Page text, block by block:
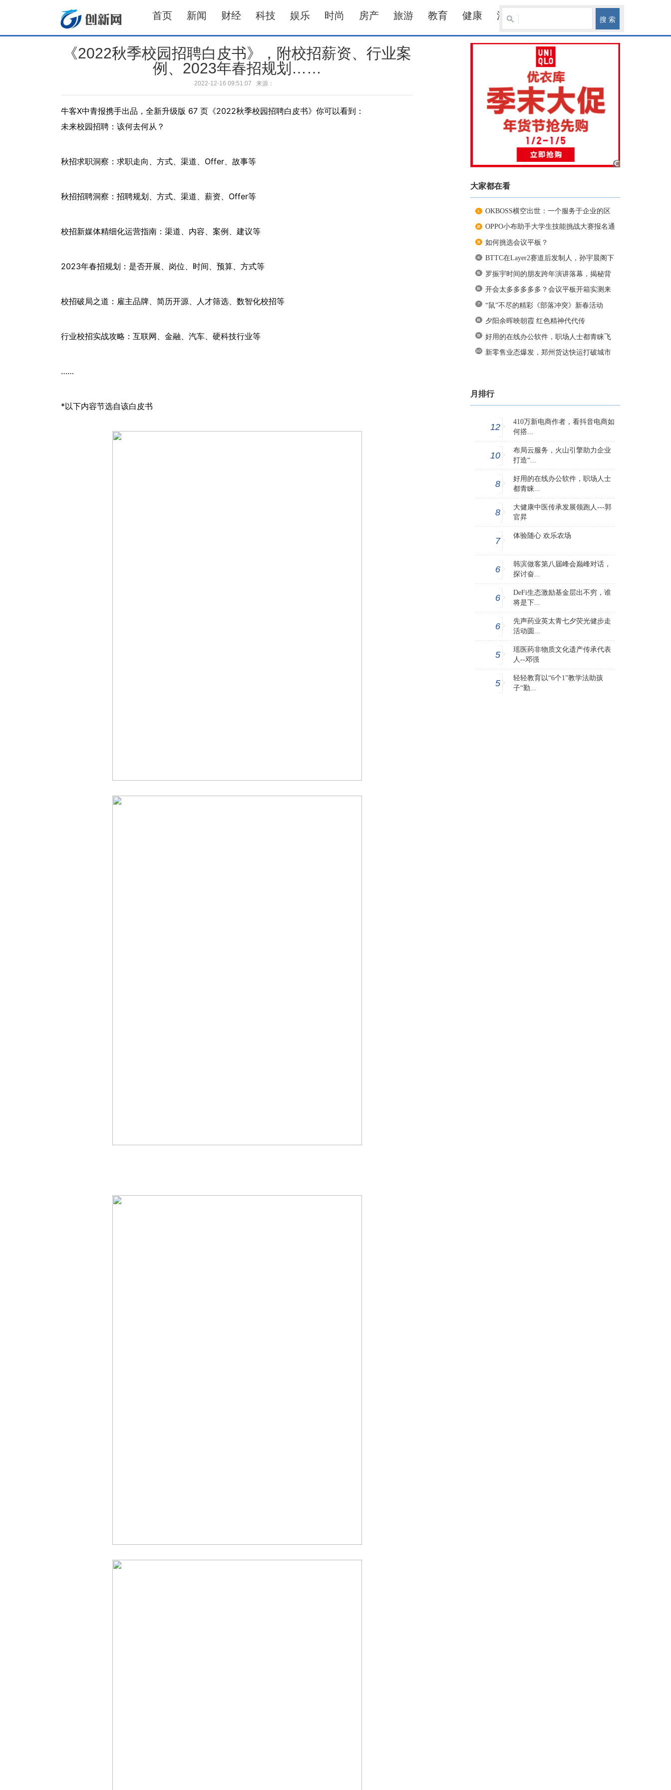
首页 新闻 财经 科技 娱乐 时尚 房产 旅游 教育 健康 汽车
《2022秋季校园招聘白皮书》，附校招薪资、行业案
例、2023年春招规划……
2022-12-16 09:51:07 来源：
牛客X中青报携手出品，全新升级版 67 页《2022秋季校园招聘白皮书》你可以看到：
未来校园招聘：该何去何从？
秋招求职洞察：求职走向、方式、渠道、Offer、故事等
秋招招聘洞察：招聘规划、方式、渠道、薪资、Offer等
校招新媒体精细化运营指南：渠道、内容、案例、建议等
2023年春招规划：是否开展、岗位、时间、预算、方式等
校招破局之道：雇主品牌、简历开源、人才筛选、数智化校招等
行业校招实战攻略：互联网、金融、汽车、硬科技行业等
……
*以下内容节选自该白皮书
大家都在看
OKBOSS横空出世：一个服务于企业的区
块
OPPO小布助手大学生技能挑战大赛报名通
如何挑选会议平板？
BTTC在Layer2赛道后发制人，孙宇晨阁下
罗振宇时间的朋友跨年演讲落幕，揭秘背
开会太多多多多多？会议平板开箱实测来
“鼠”不尽的精彩《部落冲突》新春活动
夕阳余晖映朝霞 红色精神代代传
好用的在线办公软件，职场人士都青睐飞
新零售业态爆发，郑州货达快运打破城市
月排行
12
410万新电商作者，看抖音电商如
何搭...
10
布局云服务，火山引擎助力企业
打造“...
8
好用的在线办公软件，职场人士
都青睐...
8
大健康中医传承发展领跑人---郭
官昇
7
体验随心 欢乐农场
6
韩滨做客第八届峰会巅峰对话，
探讨奋...
6
DeFi生态激励基金层出不穷，谁
将是下...
6
先声药业英太青七夕荧光健步走
活动圆...
5
瑶医药非物质文化遗产传承代表
人--邓强
5
轻轻教育以“6个1”教学法助孩
子“勤...